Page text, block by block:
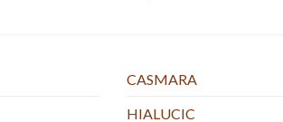
CASMARA
HIALUCIC